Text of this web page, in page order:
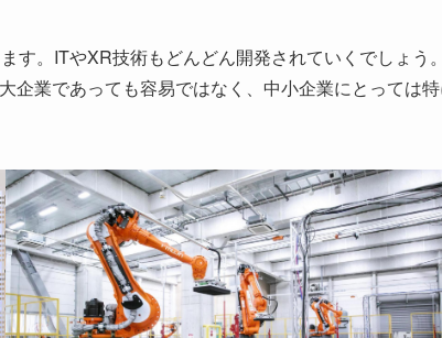
す。ITやXR技術もどんどん開発されていくでしょう
企業であっても容易ではなく、中小企業にとっては